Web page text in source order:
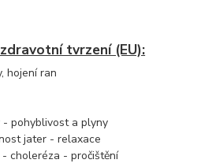
tvrzení (EU):
hojení ran
pohyblivost a plyny
jater - relaxace
choleréza - pročištění